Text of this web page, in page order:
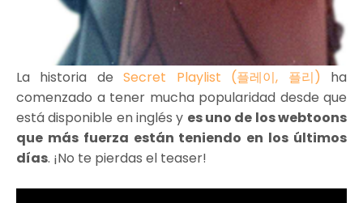
La historia deSecret Playlist (플레이, 플리) ha
comenzado a tener mucha popularidad desde que
está disponible en inglés y es uno de los webtoons
que más fuerza están teniendo en los últimos
días. ¡No te pierdas el teaser!